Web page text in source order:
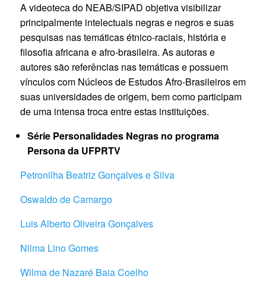
A videoteca do NEAB/SIPAD objetiva visibilizar
principalmente intelectuais negras e negros e suas
pesquisas nas temáticas étnico-raciais, história e
filosofia africana e afro-brasileira. As autoras e
autores são referências nas temáticas e possuem
vínculos com Núcleos de Estudos Afro-Brasileiros em
suas universidades de origem, bem como participam
de uma intensa troca entre estas instituições.
Série Personalidades Negras no programa
Persona da UFPRTV
Petronilha Beatriz Gonçalves e Silva
Oswaldo de Camargo
Luis Alberto Oliveira Gonçalves
Nilma Lino Gomes
Wilma de Nazaré Baia Coelho